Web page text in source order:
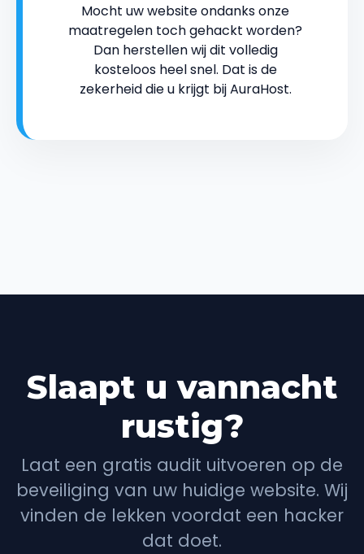
Mocht uw website ondanks onze
maatregelen toch gehackt worden?
Dan herstellen wij dit volledig
kosteloos heel snel. Dat is de
zekerheid die u krijgt bij AuraHost.
Slaapt u vannacht
rustig?
Laat een gratis audit uitvoeren op de
beveiliging van uw huidige website. Wij
vinden de lekken voordat een hacker
dat doet.